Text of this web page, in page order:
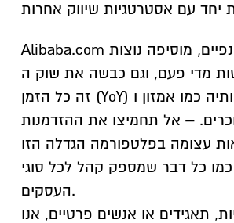
Alibaba.com היא חברה מונעת טכנולוגיה שפורשת כנפיים, מוסיפה נוצות
זה כל הזמן (YoY) פוצץ את מתחרותיה כמו אמזון ו- EBay משקף את ערכי
– אל תחמיצו את ההזדמנות
כל דבר שמספק קהל לכל סוגי
העסקים.
תאגידים או אנשים פרטיים, אנו